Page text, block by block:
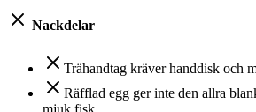
Nackdelar
Trähandtag kräver handdisk och
Räfflad egg ger inte den allra
mjuk fisk